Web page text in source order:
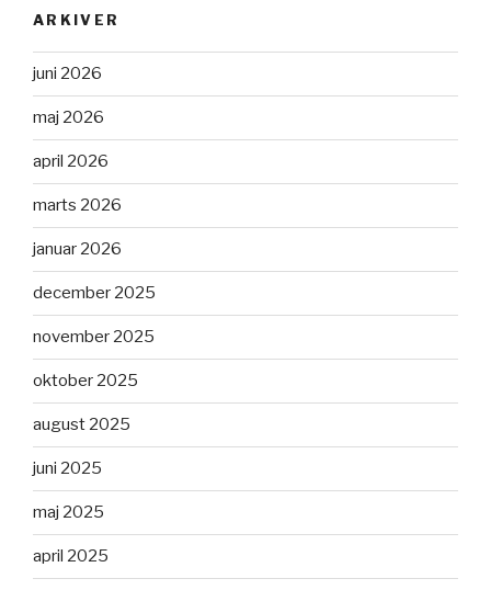
ARKIVER
juni 2026
maj 2026
april 2026
marts 2026
januar 2026
december 2025
november 2025
oktober 2025
august 2025
juni 2025
maj 2025
april 2025